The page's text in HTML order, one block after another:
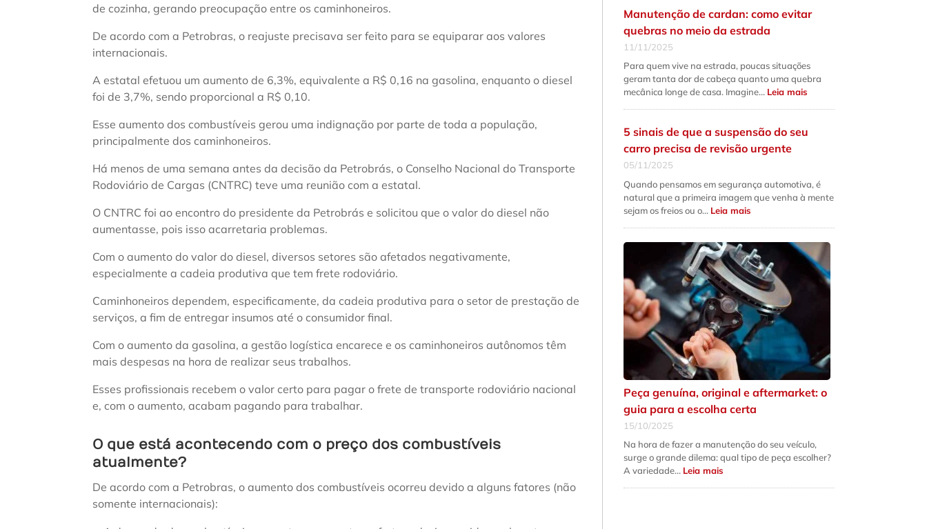
de cozinha, gerando preocupação entre os caminhoneiros.
De acordo com a Petrobras, o reajuste precisava ser feito para se equiparar aos valores
internacionais.
A estatal efetuou um aumento de 6,3%, equivalente a R$ 0,16 na gasolina, enquanto o diesel
foi de 3,7%, sendo proporcional a R$ 0,10.
Esse aumento dos combustíveis gerou uma indignação por parte de toda a população,
principalmente dos caminhoneiros.
Há menos de uma semana antes da decisão da Petrobrás, o Conselho Nacional do Transporte
Rodoviário de Cargas (CNTRC) teve uma reunião com a estatal.
O CNTRC foi ao encontro do presidente da Petrobrás e solicitou que o valor do diesel não
aumentasse, pois isso acarretaria problemas.
Com o aumento do valor do diesel, diversos setores são afetados negativamente,
especialmente a cadeia produtiva que tem frete rodoviário.
Caminhoneiros dependem, especificamente, da cadeia produtiva para o setor de prestação de
serviços, a fim de entregar insumos até o consumidor final.
Com o aumento da gasolina, a gestão logística encarece e os caminhoneiros autônomos têm
mais despesas na hora de realizar seus trabalhos.
Esses profissionais recebem o valor certo para pagar o frete de transporte rodoviário nacional
e, com o aumento, acabam pagando para trabalhar.
O que está acontecendo com o preço dos combustíveis
atualmente?
De acordo com a Petrobras, o aumento dos combustíveis ocorreu devido a alguns fatores (não
somente internacionais):
oficina
baixo
Manutenção de cardan: como evitar
quebras no meio da estrada
11/11/2025
Para quem vive na estrada, poucas situações
geram tanta dor de cabeça quanto uma quebra
mecânica longe de casa. Imagine… Leia mais:
Manutenção
de
evitar
estrada
5 sinais de que a suspensão do seu
carro precisa de revisão urgente
05/11/2025
Quando pensamos em segurança automotiva, é
natural que a primeira imagem que venha à mente
sejam os freios ou o… Leia mais:
5
sinais
que
a
suspensão
do
seu
carro
precisa
de
revisão
urgente
Peça genuína, original e aftermarket: o
guia para a escolha certa
15/10/2025
Na hora de fazer a manutenção do seu veículo,
surge o grande dilema: qual tipo de peça escolher?
A variedade… Leia mais:
Peça
genuína,